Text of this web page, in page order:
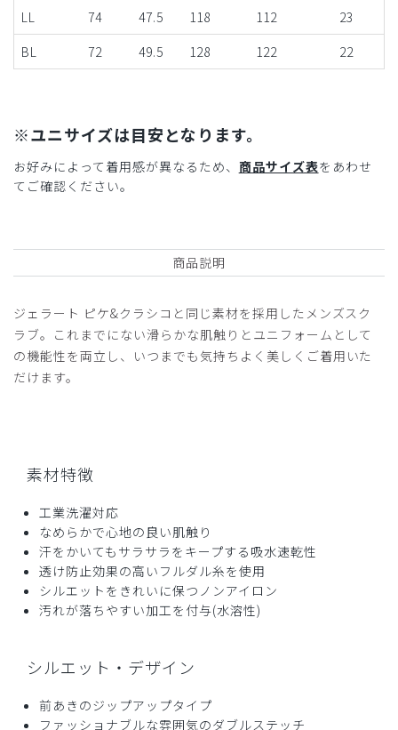
LL
74 47.5 118 112
23
BL
72 49.5 128 122 22
※ユニサイズは目安となります。
お好みによって着用感が異なるため、 商品サイズ表をあわせ
てご確認ください。
商品説明
ジェラート ピケ&クラシコと同じ素材を採用したメンズスク
ラブ。これまでにない滑らかな肌触りとユニフォームとして
の機能性を両立し、いつまでも気持ちよく美しくご着用いた
だけます。
素材特徴
工業洗濯対応
なめらかで心地の良い肌触り
汗をかいてもサラサラをキープする吸水速乾性
透け防止効果の高いフルダル糸を使用
シルエットをきれいに保つノンアイロン
汚れが落ちやすい加工を付与(水溶性)
シルエット・デザイン
前あきのジップアップタイプ
ファッショナブルな雰囲気のダブルステッチ